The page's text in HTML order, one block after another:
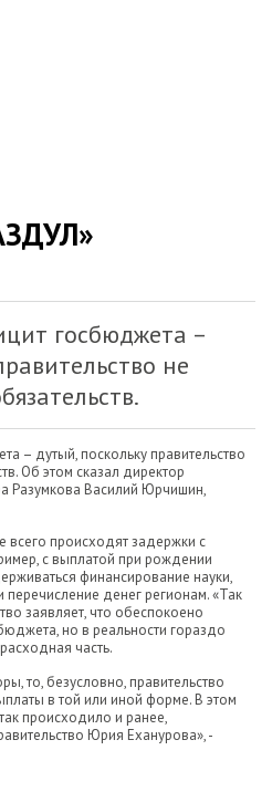
госбюджета –
не
– дутый, поскольку правительство
Об этом сказал директор
Разумкова Василий Юрчишин,
всего происходят задержки с
с выплатой при рождении
финансирование науки,
денег регионам. «Так
заявляет, что обеспокоено
но в реальности гораздо
часть.
то, безусловно, правительство
в той или иной форме. В этом
происходило и ранее,
Юрия Еханурова», -